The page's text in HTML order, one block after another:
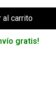
gratis!